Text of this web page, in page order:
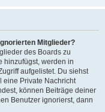
Mitglieder?
des Boards zu
hinzufügst, werden in
aufgelistet. Du siehst
eine Private Nachricht
können Beiträge deiner
Benutzer ignorierst, dann